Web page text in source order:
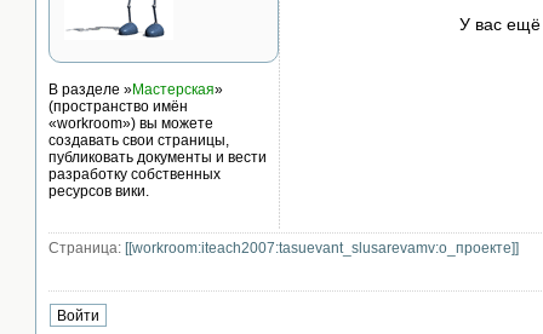
У вас ещё
В разделе »Мастерская»
(пространство имён
«workroom») вы можете
создавать свои страницы,
публиковать документы и вести
разработку собственных
ресурсов вики.
Страница: [[workroom:iteach2007:tasuevant_slusarevamv:о_проекте]]